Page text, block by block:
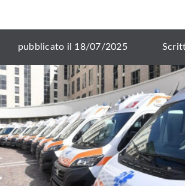
pubblicato il 18/07/2025